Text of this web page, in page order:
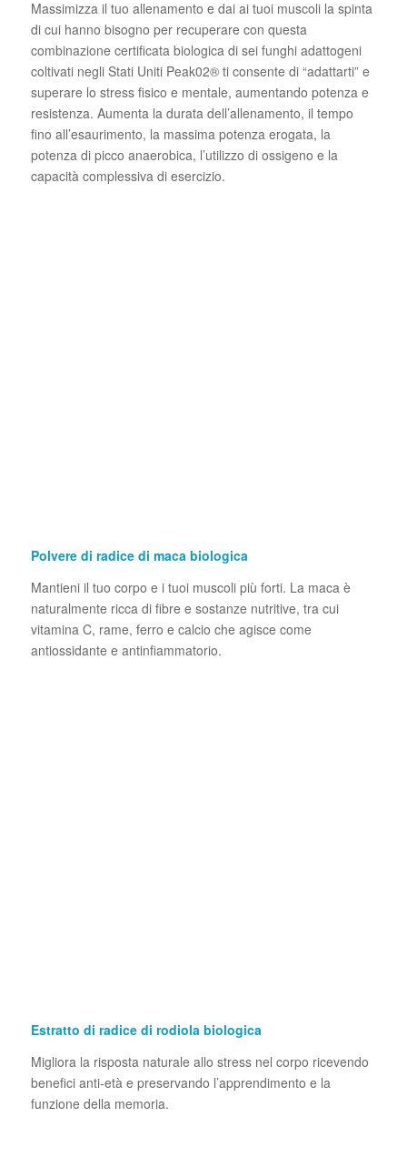
Massimizza il tuo allenamento e dai ai tuoi muscoli la spinta
di cui hanno bisogno per recuperare con questa
combinazione certificata biologica di sei funghi adattogeni
coltivati negli Stati Uniti Peak02® ti consente di “adattarti” e
superare lo stress fisico e mentale, aumentando potenza e
resistenza. Aumenta la durata dell’allenamento, il tempo
fino all’esaurimento, la massima potenza erogata, la
potenza di picco anaerobica, l’utilizzo di ossigeno e la
capacità complessiva di esercizio.
Polvere di radice di maca biologica
Mantieni il tuo corpo e i tuoi muscoli più forti. La maca è
naturalmente ricca di fibre e sostanze nutritive, tra cui
vitamina C, rame, ferro e calcio che agisce come
antiossidante e antinfiammatorio.
Estratto di radice di rodiola biologica
Migliora la risposta naturale allo stress nel corpo ricevendo
benefici anti-età e preservando l’apprendimento e la
funzione della memoria.